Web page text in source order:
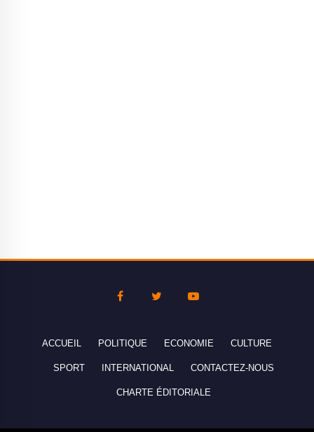
ACCUEIL POLITIQUE ECONOMIE CULTURE
SPORT INTERNATIONAL CONTACTEZ-NOUS
CHARTE ÉDITORIALE